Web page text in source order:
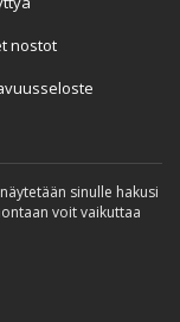
nostot
sinulle hakusi
voit vaikuttaa